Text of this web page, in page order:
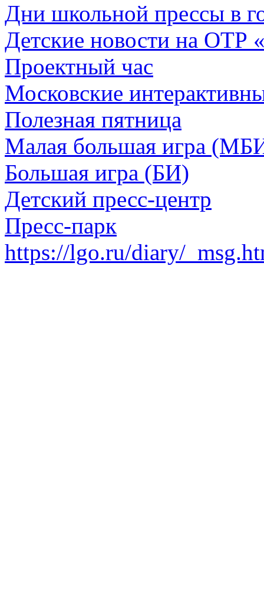
Дни школьной прессы в
Детские новости на ОТР
Проектный час
Московские
Полезная пятница
Малая большая игра
Большая игра (БИ)
Детский пресс-центр
Пресс-парк
https://lgo.ru/diary/